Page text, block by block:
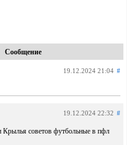
Сообщение
19.12.2024 21:04 #
19.12.2024 22:32 #
Крылья советов футбольные в пфл